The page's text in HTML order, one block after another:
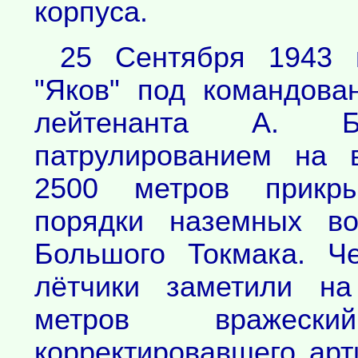
корпуса.
25 Сентября 1943
"Яков" под
лейтенанта А.
патрулированием
2500 метров
порядки наземных
Большого Токмака.
лётчики заметили
метров